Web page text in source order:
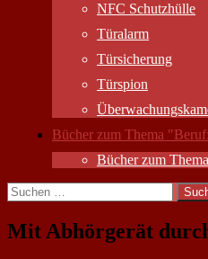
NFC Schutzhülle
Türalarm
Türsicherung
Türspion
Bücher zum Thema
Bücher zum
Suchen
nach:
Mit Abhörgerät